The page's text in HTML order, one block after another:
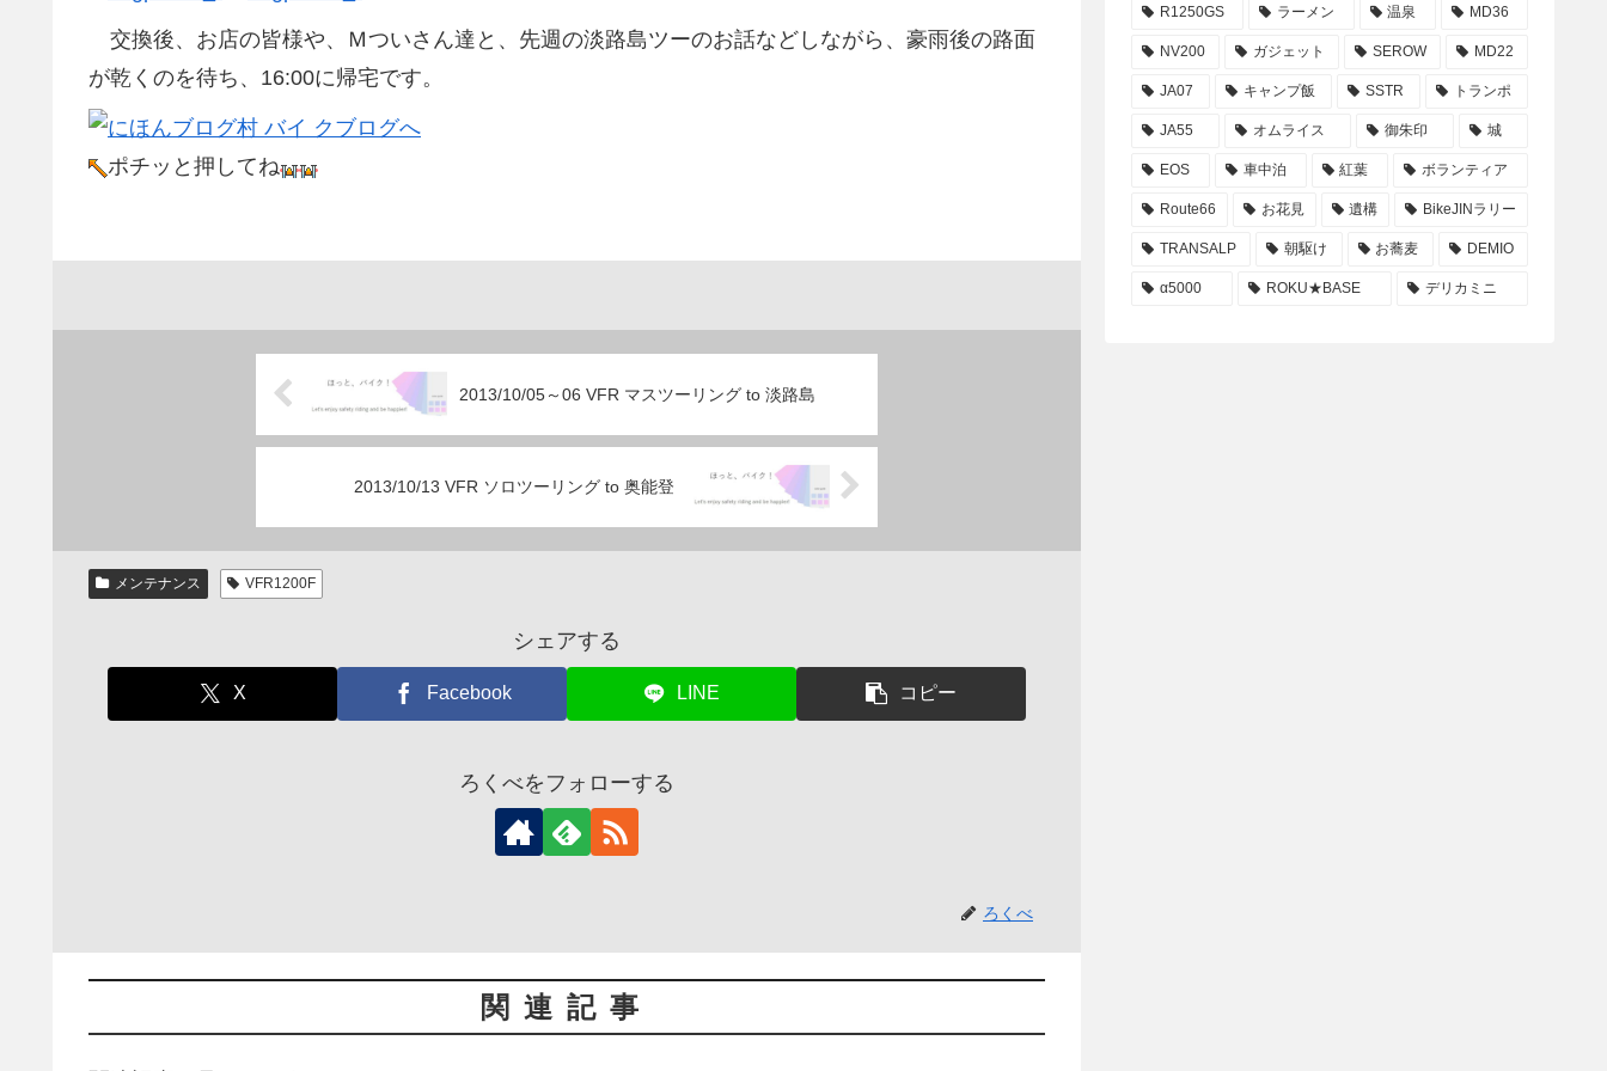
交換後、お店の皆様や、Ｍついさん達と、先週の淡路島ツーのお話などしながら、豪雨後の路面
が乾くのを待ち、16:00に帰宅です。
ポチッと押してね
2013/10/05～06 VFR マスツーリング to 淡路島
2013/10/13 VFR ソロツーリング to 奥能登
メンテナンス VFR1200F
シェアする
X Facebook LINE コピー
ろくべをフォローする
ろくべ
関連記事
R1250GS ラーメン 温泉 MD36
NV200 ガジェット SEROW MD22
JA07 キャンプ飯 SSTR トランポ
JA55 オムライス 御朱印 城
EOS 車中泊 紅葉 ボランティア
Route66 お花見 遺構 BikeJINラリー
TRANSALP 朝駆け お蕎麦 DEMIO
α5000 ROKU★BASE デリカミニ